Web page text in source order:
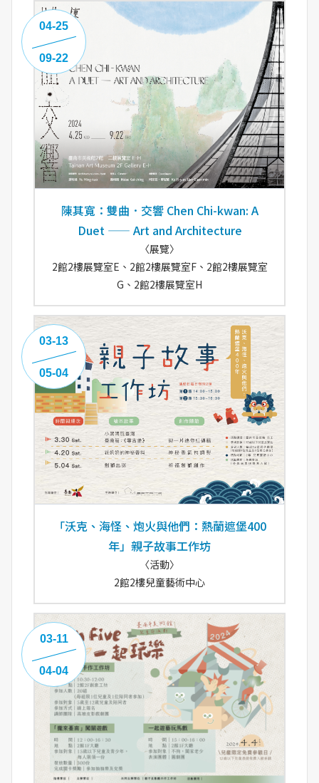
陳其寬：雙曲．交響 Chen Chi-kwan: A
Duet —— Art and Architecture
〈展覽〉
2館2樓展覽室E、2館2樓展覽室F、2館2樓展覽室
G、2館2樓展覽室H
04-25
09-22
「沃克、海怪、炮火與他們：熱蘭遮堡400
年」親子故事工作坊
〈活動〉
2館2樓兒童藝術中心
03-13
05-04
03-11
04-04